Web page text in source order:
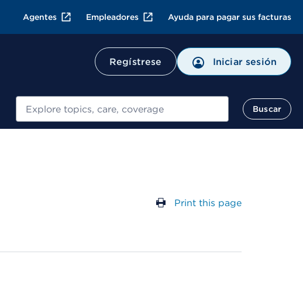
Agentes Empleadores Ayuda para pagar sus facturas
Regístrese Iniciar sesión
Buscar
Buscar
Print this page